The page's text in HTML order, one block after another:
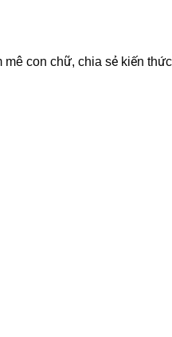
con chữ, chia sẻ kiến